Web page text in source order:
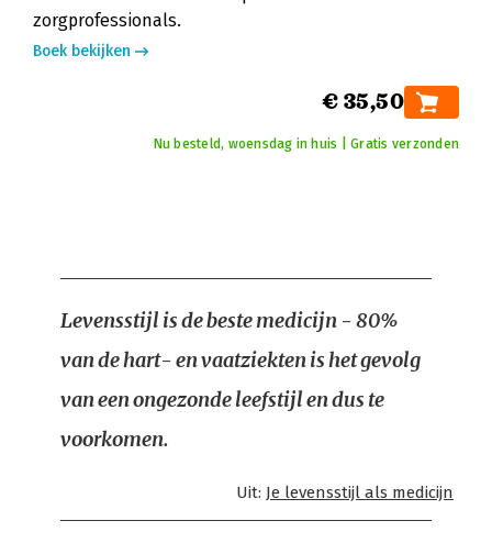
zorgprofessionals.
Boek bekijken
€ 35,50
Nu besteld, woensdag in huis | Gratis verzonden
Levensstijl is de beste medicijn - 80%
van de hart- en vaatziekten is het gevolg
van een ongezonde leefstijl en dus te
voorkomen.
Uit: Je levensstijl als medicijn